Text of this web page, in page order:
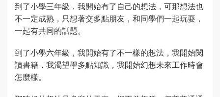
到了小學三年級，我開始有了自己的想法，可那想法也
不一定成熟，只想著交多點朋友，和同學們一起玩耍，
一起有共同的話題。
到了小學六年級，我開始有了不一樣的想法，我開始閱
讀書籍，我渴望學多點知識，我開始幻想未來工作時會
怎麼樣。